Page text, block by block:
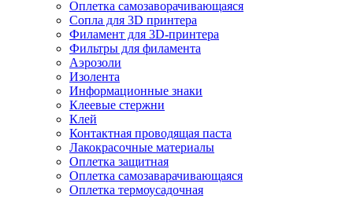
Оплетка самозаворачивающаяся
Сопла для 3D принтера
Филамент для 3D-принтера
Фильтры для филамента
Аэрозоли
Изолента
Информационные знаки
Клеевые стержни
Клей
Контактная проводящая паста
Лакокрасочные материалы
Оплетка защитная
Оплетка самозаварачивающаяся
Оплетка термоусадочная